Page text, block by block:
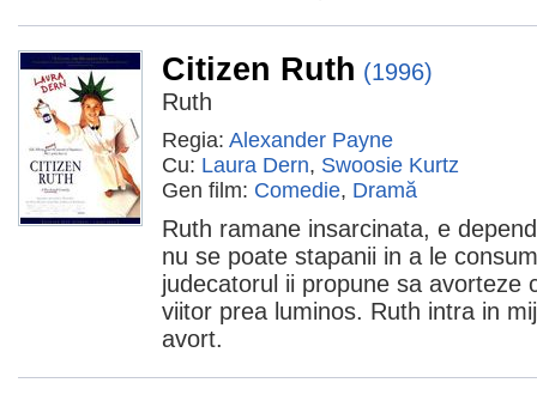
Citizen Ruth (1996)
Ruth
Regia: Alexander Payne
Cu: Laura Dern, Swoosie Kurtz
Gen film: Comedie, Dramă
Ruth ramane insarcinata, e
nu se poate stapanii in a le
judecatorul ii propune sa avorteze
viitor prea luminos. Ruth intra in
avort.